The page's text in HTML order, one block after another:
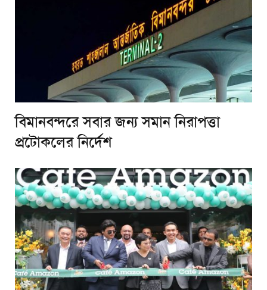
বিমানবন্দরে সবার জন্য সমান নিরাপত্তা
প্রটোকলের নির্দেশ